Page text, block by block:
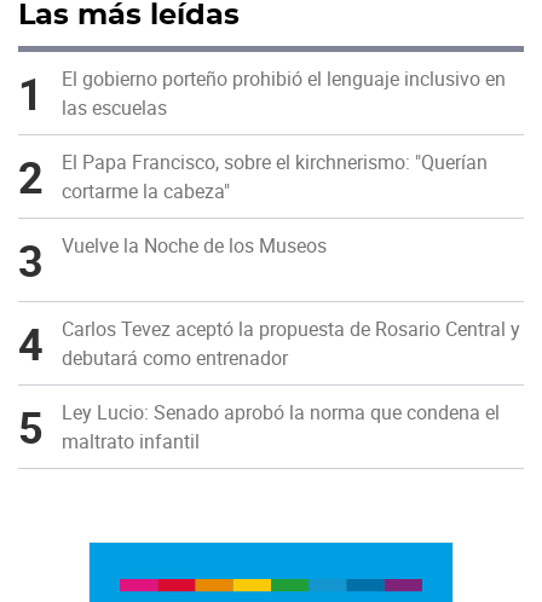
Las más leídas
1
El gobierno porteño prohibió el lenguaje inclusivo en
las escuelas
2
El Papa Francisco, sobre el kirchnerismo: "Querían
cortarme la cabeza"
3 Vuelve la Noche de los Museos
4
Carlos Tevez aceptó la propuesta de Rosario Central y
debutará como entrenador
5
Ley Lucio: Senado aprobó la norma que condena el
maltrato infantil